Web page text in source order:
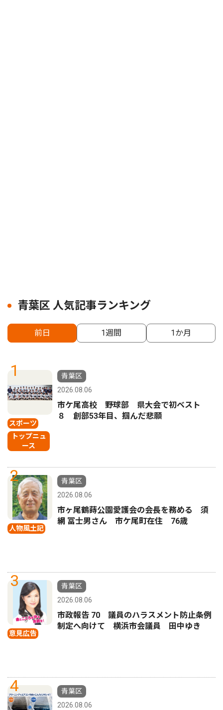
青葉区 人気記事ランキング
前日 1週間 1か月
1
スポーツ
トップニュ
ース
青葉区
2026.08.06
市ケ尾高校 野球部 県大会で初ベスト
８ 創部53年目、掴んだ悲願
2
人物風土記
青葉区
2026.08.06
市ヶ尾鶴蒔公園愛護会の会長を務める 須
網 冨士男さん 市ケ尾町在住 76歳
3
意見広告
青葉区
2026.08.06
市政報告 70 議員のハラスメント防止条例
制定へ向けて 横浜市会議員 田中ゆき
4
青葉区
2026.08.06